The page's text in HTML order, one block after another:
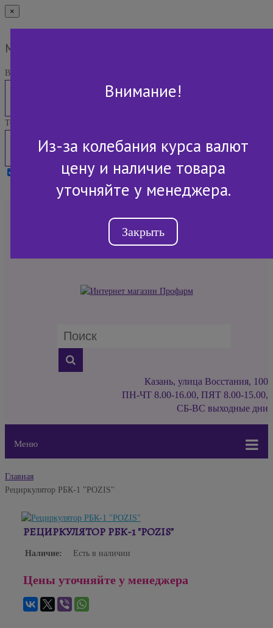
×
Мы Вам перезвоним
Ваше имя:
Телефон:
Я принимаю условия Политики конфиденциальности
+7 (843) 2-507-607
Казань, улица Восстания, 100
ПН-ЧТ 8.00-16.00, ПЯТ 8.00-15.00,
СБ-ВС выходные дни
Меню
Главная
Рециркулятор РБК-1 "POZIS"
РЕЦИРКУЛЯТОР РБК-1 "POZIS"
Наличие: Есть в наличии
Цены уточняйте у менеджера
Внимание!
Из-за колебания курса валют
цену и наличие товара
уточняйте у менеджера.
Закрыть